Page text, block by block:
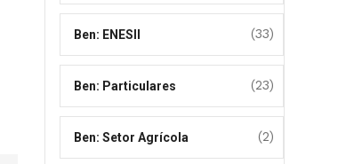
Ben: ENESII (33)
Ben: Particulares (23)
Ben: Setor Agrícola (2)